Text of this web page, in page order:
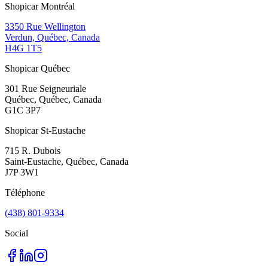
Shopicar Montréal
3350 Rue Wellington
Verdun, Québec, Canada
H4G 1T5
Shopicar Québec
301 Rue Seigneuriale
Québec, Québec, Canada
G1C 3P7
Shopicar St-Eustache
715 R. Dubois
Saint-Eustache, Québec, Canada
J7P 3W1
Téléphone
(438) 801-9334
Social